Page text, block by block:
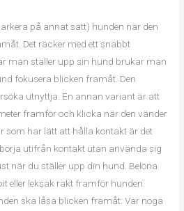
på annat sätt) hunden när den
Det räcker med ett snabbt
man ställer upp sin hund brukar man
fokusera blicken framåt. Den
utnyttja. En annan variant är att
framför och klicka när den vänder
som har lätt att hålla kontakt är det
utifrån kontakt utan använda sig
när du ställer upp din hund. Belöna
eller leksak rakt framför hunden.
ska låsa blicken framåt. Var noga